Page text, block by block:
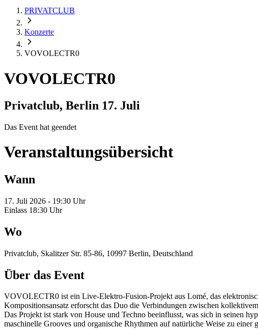
PRIVATCLUB
Konzerte
VOVOLECTR0
VOVOLECTR0
Privatclub, Berlin 17. Juli
Das Event hat geendet
Veranstaltungsübersicht
Wann
17. Juli 2026 - 19:30 Uhr
Einlass 18:30 Uhr
Wo
Privatclub, Skalitzer Str. 85-86, 10997 Berlin, Deutschland
Über das Event
VOVOLECTR0 ist ein Live-Elektro-Fusion-Projekt aus Lomé, das
Kompositionsansatz erforscht das Duo die Verbindungen zwischen
Das Projekt ist stark von House und Techno beeinflusst, was sich in seinen
maschinelle Grooves und organische Rhythmen auf natürliche Weise zu einer